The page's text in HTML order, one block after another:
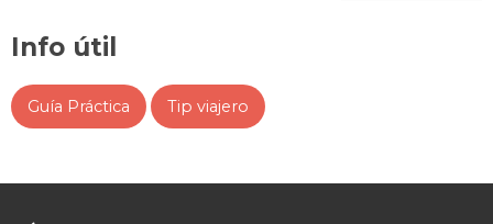
Info útil
Guía Práctica Tip viajero